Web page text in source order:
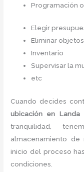
Programación
Elegir
Eliminar
Inventario
Supervisar la
etc
Cuando decides
ubicación en Landa
tranquilidad,
almacenamiento
inicio del proceso
condiciones.